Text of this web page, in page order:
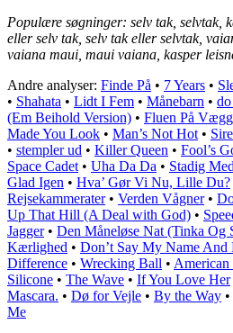
Populære søgninger: selv tak, selvtak,
eller selv tak, selv tak eller selvtak,
vaiana maui, maui vaiana, kasper
Andre analyser: Finde På • 7 Years •
• Shahata • Lidt I Fem • Månebarn •
(Em Beihold Version) • Fluen På
Made You Look • Man’s Not Hot •
• ​stempler ud • Killer Queen • Fool’s
Space Cadet • Uha Da Da • Stadig Med
Glad Igen • Hva’ Gør Vi Nu, Lille Du?
Rejsekammerater• Verden Vågner•
Up That Hill (A Deal with God) •
Jagger• Den Måneløse Nat (Tinka Og
Kærlighed • Don’t Say My Name And
Difference • Wrecking Ball • American
Silicone • The Wave • If You Love Her
Mascara. • Dø for Vejle • By the Way •
Me